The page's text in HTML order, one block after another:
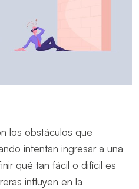
los obstáculos que
intentan ingresar a una
qué tan fácil o difícil es
influyen en la